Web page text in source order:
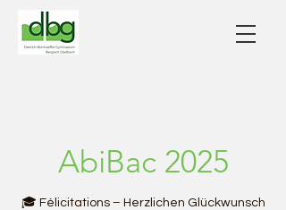
AbiBac 2025
🎓 Félicitations – Herzlichen Glückwunsch